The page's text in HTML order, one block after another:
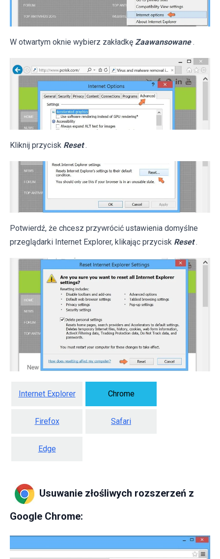
W otwartym oknie wybierz zakładkę Zaawansowane .
Kliknij przycisk Reset .
Potwierdź, że chcesz przywrócić ustawienia domyślne
przeglądarki Internet Explorer, klikając przycisk Reset .
Internet Explorer Chrome
Firefox Safari
Edge
Usuwanie złośliwych rozszerzeń z
Google Chrome: